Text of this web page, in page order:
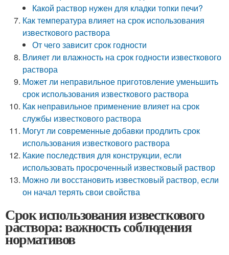
Какой раствор нужен для кладки топки печи?
Как температура влияет на срок использования
известкового раствора
От чего зависит срок годности
Влияет ли влажность на срок годности известкового
раствора
Может ли неправильное приготовление уменьшить
срок использования известкового раствора
Как неправильное применение влияет на срок
службы известкового раствора
Могут ли современные добавки продлить срок
использования известкового раствора
Какие последствия для конструкции, если
использовать просроченный известковый раствор
Можно ли восстановить известковый раствор, если
он начал терять свои свойства
Срок использования известкового
раствора: важность соблюдения
нормативов